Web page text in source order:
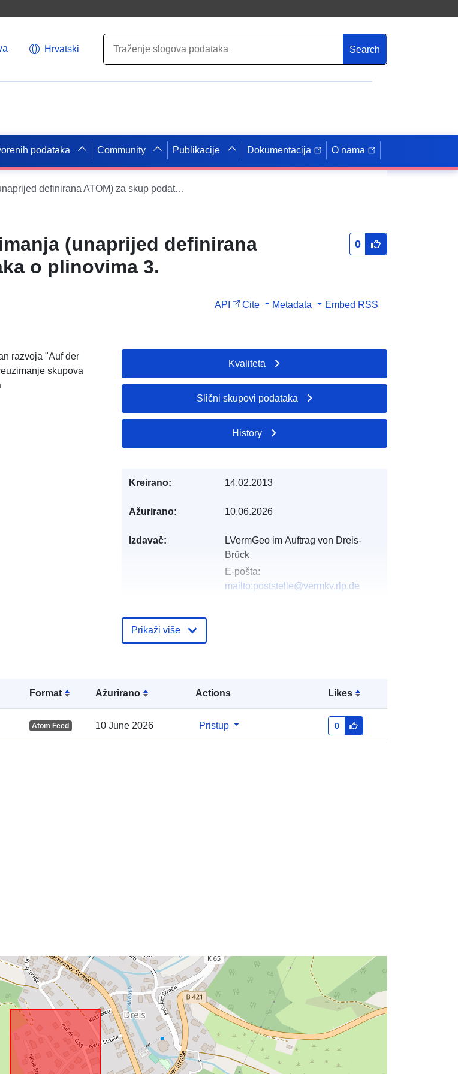
Hrvatski Search
podataka Community Publikacije Dokumentacija O nama
INSPIRE Usluga preuzimanja (unaprijed definirana ATOM) za skup podataka o plinovima 3.
(unaprijed definirana
o plinovima 3.
0
API Cite Metadata Embed RSS
razvoja "Auf der
skupova
Formаt Ažurirano Actions Likes
Atom Feed 10 June 2026 Pristup 0
Kvaliteta
Slični skupovi podataka
History
Kreirano: 14.02.2013
Ažurirano: 10.06.2026
Izdavač:
LVermGeo im Auftrag von Dreis-
Brück
E-pošta:
mailto:poststelle@vermkv.rlp.de
Kataloški
registar:
Prostorno: Koordinate:
6.79071, 50.2645 ], [ 6.79071,
50.2615 ], [ 6.7875, 50.2615 ], [
Prikaži više